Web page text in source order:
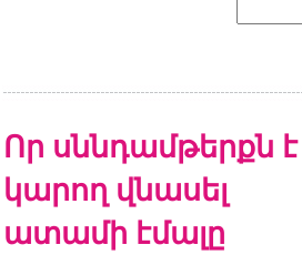
Որ սննդամթերքն է
կարող վնասել
ատամի էմալը